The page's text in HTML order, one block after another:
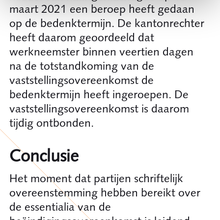
maart 2021 een beroep heeft gedaan
op de bedenktermijn. De kantonrechter
heeft daarom geoordeeld dat
werkneemster binnen veertien dagen
na de totstandkoming van de
vaststellingsovereenkomst de
bedenktermijn heeft ingeroepen. De
vaststellingsovereenkomst is daarom
tijdig ontbonden.
Conclusie
Het moment dat partijen schriftelijk
overeenstemming hebben bereikt over
de essentialia van de